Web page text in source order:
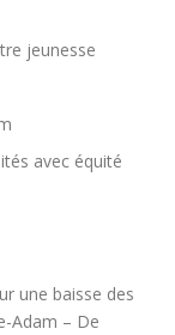
jeunesse
avec équité
une baisse des
Adam – De